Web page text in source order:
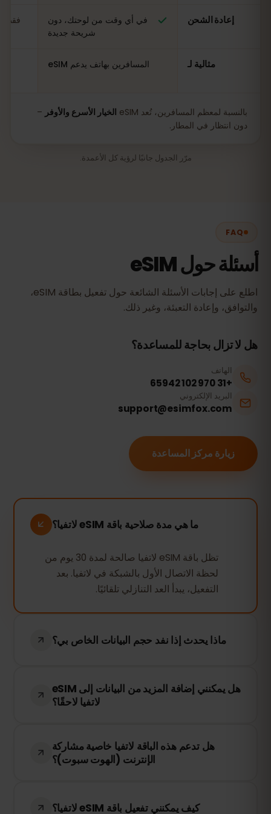
إعادة الشحن
في أي وقت من لوحتك، دون
شريحة جديدة
فقط
مثالية لـ المسافرين بهاتف يدعم eSIM
بالنسبة لمعظم المسافرين، تُعد eSIM الخيار الأسرع والأوفر –
دون انتظار في المطار.
مرّر الجدول جانبًا لرؤية كل الأعمدة.
FAQ
أسئلة حول eSIM
اطلع على إجابات الأسئلة الشائعة حول تفعيل بطاقة eSIM،
والتوافق، وإعادة التعبئة، وغير ذلك.
هل لا تزال بحاجة للمساعدة؟
الهاتف
+31 970 102 65942
البريد الإلكتروني
support@esimfox.com
زيارة مركز المساعدة
ما هي مدة صلاحية باقة eSIM لاتفيا؟
تظل باقة eSIM لاتفيا صالحة لمدة 30 يوم من
لحظة الاتصال الأول بالشبكة في لاتفيا. بعد
التفعيل، يبدأ العد التنازلي تلقائيًا.
ماذا يحدث إذا نفد حجم البيانات الخاص بي؟
بالإنترنت. يمكنك إعادة الشحن بسهولة من خلال
هل يمكنني إضافة المزيد من البيانات إلى eSIM
لاتفيا لاحقًا؟
الحاجة إلى إعادة تثبيته. قم بالدخول إلى حسابك
واختر كمية البيانات الإضافية التي تحتاجها.
هل تدعم هذه الباقة لاتفيا خاصية مشاركة
الإنترنت (الهوت سبوت)؟
عبر خاصية الهوت سبوت (hotspot). ومع ذلك،
كيف يمكنني تفعيل باقة eSIM لاتفيا؟